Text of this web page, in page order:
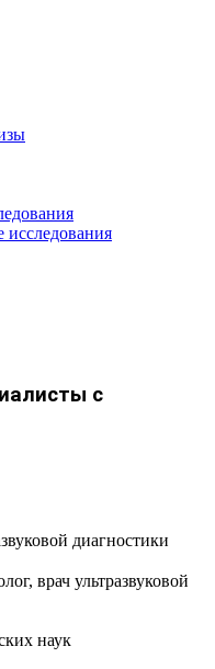
с
диагностики
врач ультразвуковой
наук